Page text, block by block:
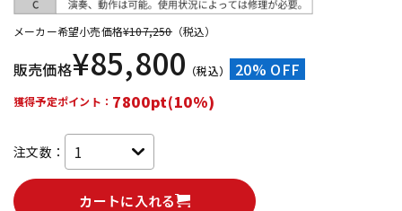
メーカー希望小売価格¥107,250（税込）
販売価格¥85,800 （税込） 20% OFF
獲得予定ポイント： 7800pt(10%)
注文数：
カートに入れる